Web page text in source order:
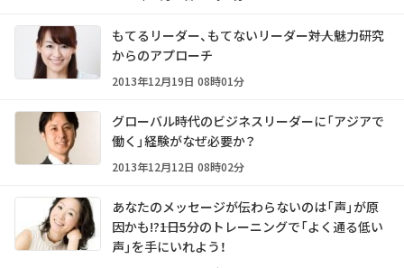
もてるリーダー、もてないリーダー――対人魅力研究
からのアプローチ
2013年12月19日 08時01分
グローバル時代のビジネスリーダーに「アジアで
働く」経験がなぜ必要か？
2013年12月12日 08時02分
あなたのメッセージが伝わらないのは「声」が原
因かも!?――1日5分のトレーニングで「よく通る低い
声」を手にいれよう！